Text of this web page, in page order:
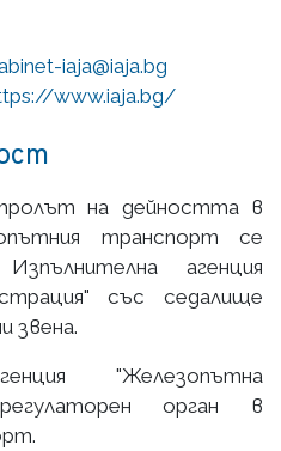
iaja@iaja.bg
www.iaja.bg/
на дейността в
транспорт се
агенция
със седалище
звена.
"Железопътна
орган в